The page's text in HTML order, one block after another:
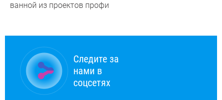
ванной из проектов профи
Следите за
нами в
соцсетях